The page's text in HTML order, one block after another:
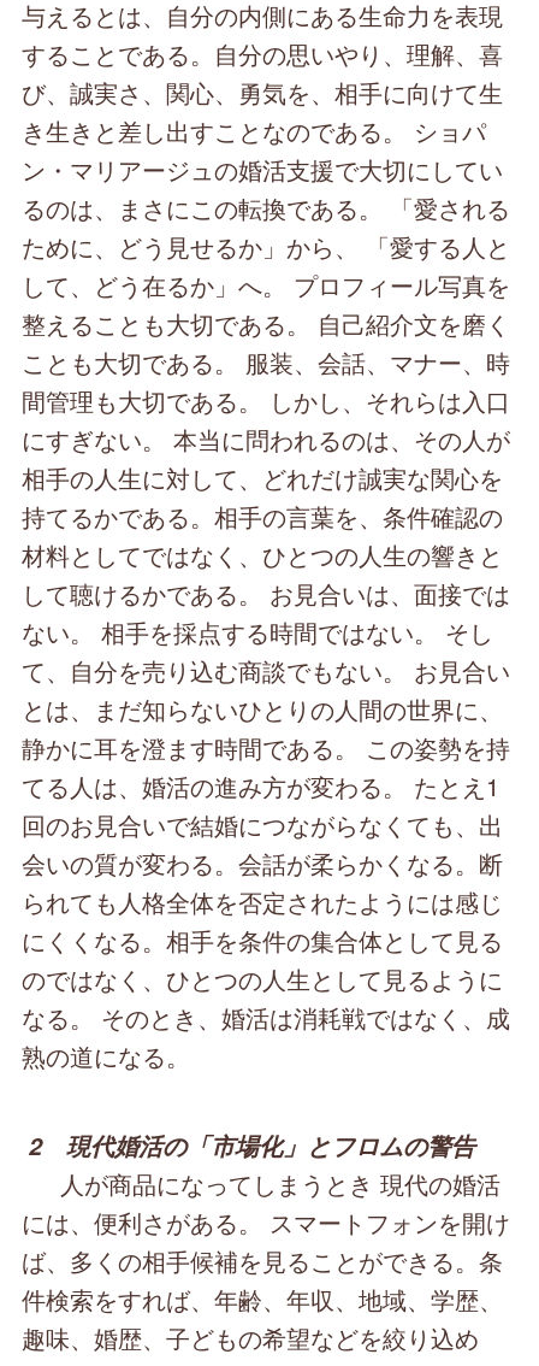
与えるとは、自分の内側にある生命力を表現
することである。自分の思いやり、理解、喜
び、誠実さ、関心、勇気を、相手に向けて生
き生きと差し出すことなのである。 ショパ
ン・マリアージュの婚活支援で大切にしてい
るのは、まさにこの転換である。 「愛される
ために、どう見せるか」から、 「愛する人と
して、どう在るか」へ。 プロフィール写真を
整えることも大切である。 自己紹介文を磨く
ことも大切である。 服装、会話、マナー、時
間管理も大切である。 しかし、それらは入口
にすぎない。 本当に問われるのは、その人が
相手の人生に対して、どれだけ誠実な関心を
持てるかである。相手の言葉を、条件確認の
材料としてではなく、ひとつの人生の響きと
して聴けるかである。 お見合いは、面接では
ない。 相手を採点する時間ではない。 そし
て、自分を売り込む商談でもない。 お見合い
とは、まだ知らないひとりの人間の世界に、
静かに耳を澄ます時間である。 この姿勢を持
てる人は、婚活の進み方が変わる。 たとえ1
回のお見合いで結婚につながらなくても、出
会いの質が変わる。会話が柔らかくなる。断
られても人格全体を否定されたようには感じ
にくくなる。相手を条件の集合体として見る
のではなく、ひとつの人生として見るように
なる。 そのとき、婚活は消耗戦ではなく、成
熟の道になる。
2 現代婚活の「市場化」とフロムの警告
人が商品になってしまうとき 現代の婚活
には、便利さがある。 スマートフォンを開け
ば、多くの相手候補を見ることができる。条
件検索をすれば、年齢、年収、地域、学歴、
趣味、婚歴、子どもの希望などを絞り込め